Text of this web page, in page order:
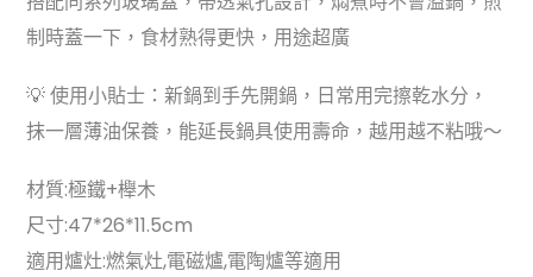
制時蓋一下，食材熟得更快，用途超廣
💡 使用小貼士：新鍋到手先開鍋，日常用完擦乾水分，
抹一層薄油保養，能延長鍋具使用壽命，越用越不粘哦～
材質:極鐵+櫸木
尺寸:47*26*11.5cm
適用爐灶:燃氣灶,電磁爐,電陶爐等適用